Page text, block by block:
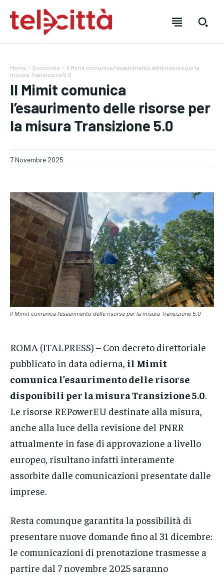
HOME
DIRETTE RADIO
CRONACA
VENETO
POLITICA
ECONOMIA
SPORT
GRUPPO
HOME
DIRETTE RADIO
CRONACA
VENETO
POLITICA
ECONOMIA
SPORT
GRUPPO
HOME
DIRETTE RADIO
CRONACA
VENETO
POLITICA
ECONOMIA
SPORT
GRUPPO
Home Economia
Il Mimit comunica l’esaurimento delle risorse per la
misura Transizione 5.0
Il Mimit comunica
l’esaurimento delle risorse per
la misura Transizione 5.0
7 Novembre 2025
Il Mimit comunica l’esaurimento delle risorse per la misura Transizione 5.0
ROMA (ITALPRESS) – Con decreto direttoriale
pubblicato in data odierna, il Mimit
comunica l’esaurimento delle risorse
disponibili per la misura Transizione 5.0.
Le risorse REPowerEU destinate alla misura,
anche alla luce della revisione del PNRR
attualmente in fase di approvazione a livello
europeo, risultano infatti interamente
assorbite dalle comunicazioni presentate dalle
imprese.
Resta comunque garantita la possibilità di
presentare nuove domande fino al 31 dicembre:
le comunicazioni di prenotazione trasmesse a
partire dal 7 novembre 2025 saranno